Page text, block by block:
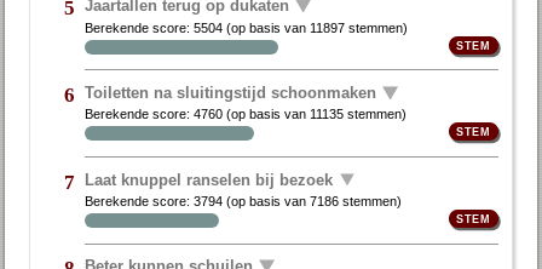
5 Jaartallen terug op dukaten
Berekende score:5504 (op basis van 11897 stemmen)
6 Toiletten na sluitingstijd schoonmaken
Berekende score:4760 (op basis van 11135 stemmen)
7 Laat knuppel ranselen bij bezoek
Berekende score:3794 (op basis van7186 stemmen)